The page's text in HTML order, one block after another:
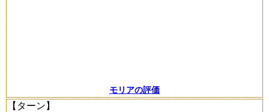
モリアの評価
【ターン】